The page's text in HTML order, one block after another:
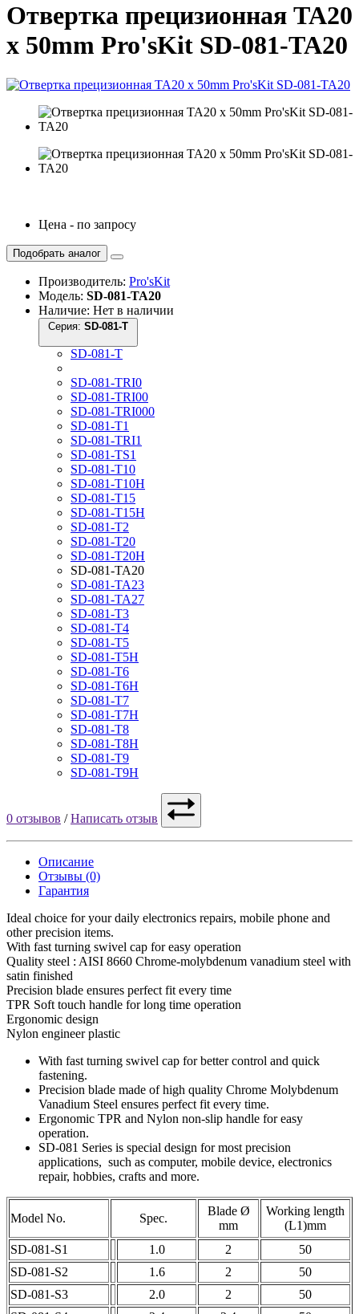
Отвертка прецизионная TA20
x 50mm Pro'sKit SD-081-TA20
Цена - по запросу
Подобрать аналог
Производитель: Pro'sKit
Модель: SD-081-TA20
Наличие: Нет в наличии
Серия:
SD-081-T
SD-081-TRI0
SD-081-TRI00
SD-081-TRI000
SD-081-T1
SD-081-TRI1
SD-081-TS1
SD-081-T10
SD-081-T10H
SD-081-T15
SD-081-T15H
SD-081-T2
SD-081-T20
SD-081-T20H
SD-081-TA20
SD-081-TA23
SD-081-TA27
SD-081-T3
SD-081-T4
SD-081-T5
SD-081-T5H
SD-081-T6
SD-081-T6H
SD-081-T7
SD-081-T7H
SD-081-T8
SD-081-T8H
SD-081-T9
SD-081-T9H
0 отзывов /Написать отзыв
Описание
Отзывы (0)
Гарантия
Ideal choice for your daily electronics repairs, mobile phone and
other precision items.
With fast turning swivel cap for easy operation
Quality steel : AISI 8660 Chrome-molybdenum vanadium steel with
satin finished
Precision blade ensures perfect fit every time
TPR Soft touch handle for long time operation
Ergonomic design
Nylon engineer plastic
With fast turning swivel cap for better control and quick
fastening.
Precision blade made of high quality Chrome Molybdenum
Vanadium Steel ensures perfect fit every time.
Ergonomic TPR and Nylon non-slip handle for easy
operation.
SD-081 Series is special design for most precision
applications, such as computer, mobile device, electronics
repair, hobbies, crafts and more.
Model No. Spec.
Blade Ø
mm
Working length
(L1)mm
SD-081-S1
1.0 2
50
SD-081-S2
1.6 2
50
SD-081-S3
2.0 2
50